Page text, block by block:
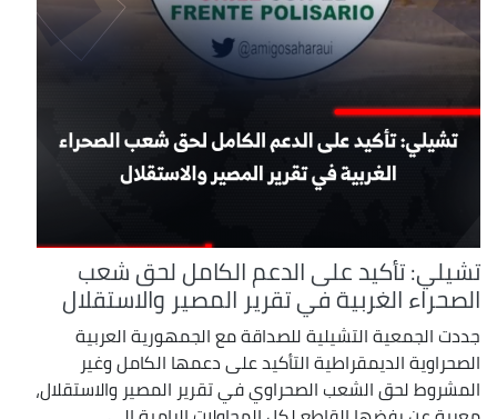
تشيلي: تأكيد على الدعم الكامل لحق شعب
الصحراء الغربية في تقرير المصير والاستقلال
جددت الجمعية التشيلية للصداقة مع الجمهورية العربية
الصحراوية الديمقراطية التأكيد على دعمها الكامل وغير
المشروط لحق الشعب الصحراوي في تقرير المصير والاستقلال،